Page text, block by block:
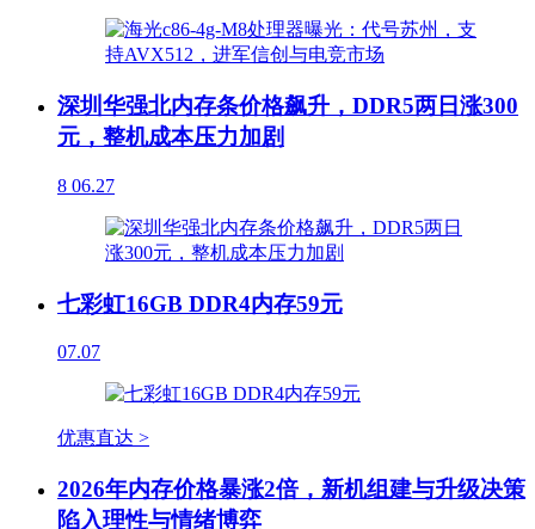
深圳华强北内存条价格飙升，DDR5两日涨300
元，整机成本压力加剧
8 06.27
七彩虹16GB DDR4内存59元
07.07
优惠直达 >
2026年内存价格暴涨2倍，新机组建与升级决策
陷入理性与情绪博弈